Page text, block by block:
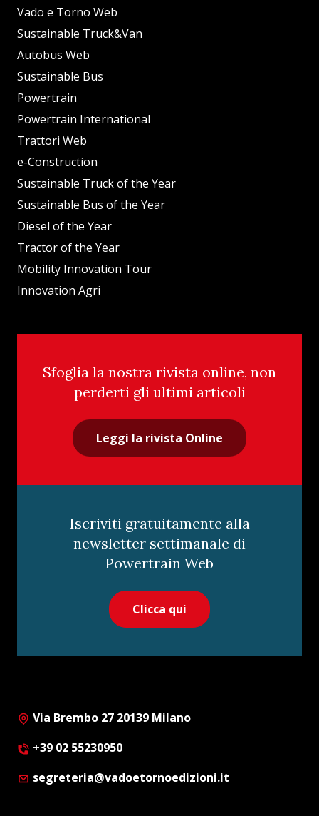
Vado e Torno Web
Sustainable Truck&Van
Autobus Web
Sustainable Bus
Powertrain
Powertrain International
Trattori Web
e-Construction
Sustainable Truck of the Year
Sustainable Bus of the Year
Diesel of the Year
Tractor of the Year
Mobility Innovation Tour
Innovation Agri
Sfoglia la nostra rivista online, non
perderti gli ultimi articoli
Leggi la rivista Online
Iscriviti gratuitamente alla
newsletter settimanale di
Powertrain Web
Clicca qui
Via Brembo 27 20139 Milano
+39 02 55230950
segreteria@vadoetornoedizioni.it